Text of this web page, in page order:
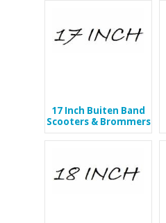
17 Inch Buiten Band
Scooters & Brommers